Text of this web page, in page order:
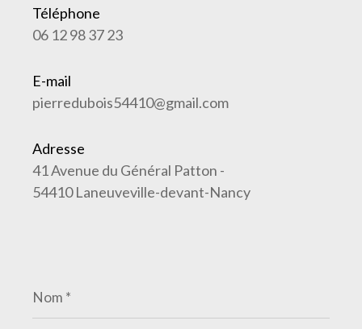
Téléphone
06 12 98 37 23
E-mail
pierredubois54410@gmail.com
Adresse
41 Avenue du Général Patton -
54410 Laneuveville-devant-Nancy
*